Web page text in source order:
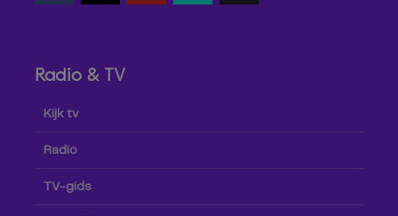
Radio & TV
Kijk tv
Radio
TV-gids